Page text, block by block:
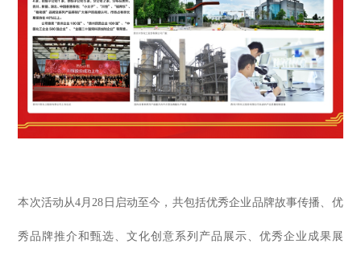
本次活动从4月28日启动至今，共包括优秀企业品牌故事传播、优
秀品牌推介和甄选、文化创意系列产品展示、优秀企业成果展